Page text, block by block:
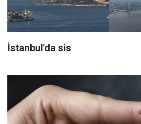
İstanbul'da sis